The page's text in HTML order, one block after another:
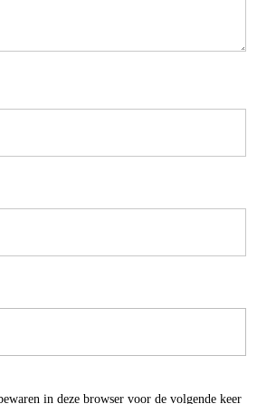
in deze browser voor de volgende keer